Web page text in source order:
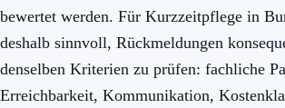
bewertet werden. Für Kurzzeitpflege in
deshalb sinnvoll, Rückmeldungen
denselben Kriterien zu prüfen: fachliche
Erreichbarkeit, Kommunikation,